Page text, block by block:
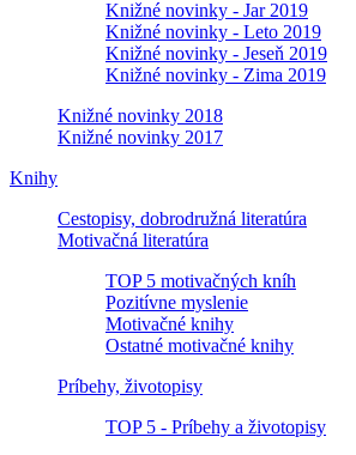
Knižné novinky - Jar 2019
Knižné novinky - Leto 2019
Knižné novinky - Jeseň 2019
Knižné novinky - Zima 2019
Knižné novinky 2018
Knižné novinky 2017
Knihy
Cestopisy, dobrodružná literatúra
Motivačná literatúra
TOP 5 motivačných kníh
Pozitívne myslenie
Motivačné knihy
Ostatné motivačné knihy
Príbehy, životopisy
TOP 5 - Príbehy a životopisy